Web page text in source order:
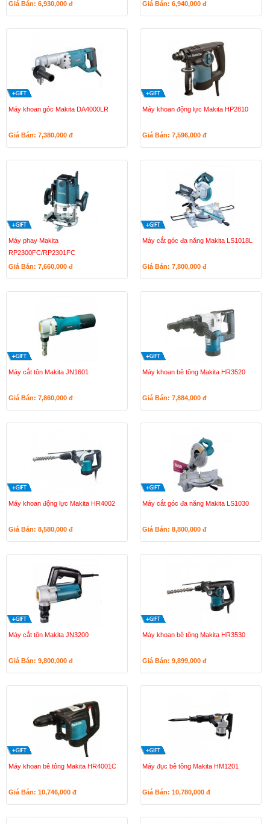
Giá Bán: 6,930,000 đ Giá Bán: 6,940,000 đ
Máy khoan góc Makita DA4000LR
Giá Bán: 7,380,000 đ
Máy khoan động lực Makita HP2810
Giá Bán: 7,596,000 đ
Máy phay Makita
RP2300FC/RP2301FC
Giá Bán: 7,660,000 đ
Máy cắt góc đa năng Makita LS1018L
Giá Bán: 7,800,000 đ
Máy cắt tôn Makita JN1601
Giá Bán: 7,860,000 đ
Máy khoan bê tông Makita HR3520
Giá Bán: 7,884,000 đ
Máy khoan động lực Makita HR4002
Giá Bán: 8,580,000 đ
Máy cắt góc đa năng Makita LS1030
Giá Bán: 8,800,000 đ
Máy cắt tôn Makita JN3200
Giá Bán: 9,800,000 đ
Máy khoan bê tông Makita HR3530
Giá Bán: 9,899,000 đ
Máy khoan bê tông Makita HR4001C
Giá Bán: 10,746,000 đ
Máy đục bê tông Makita HM1201
Giá Bán: 10,780,000 đ